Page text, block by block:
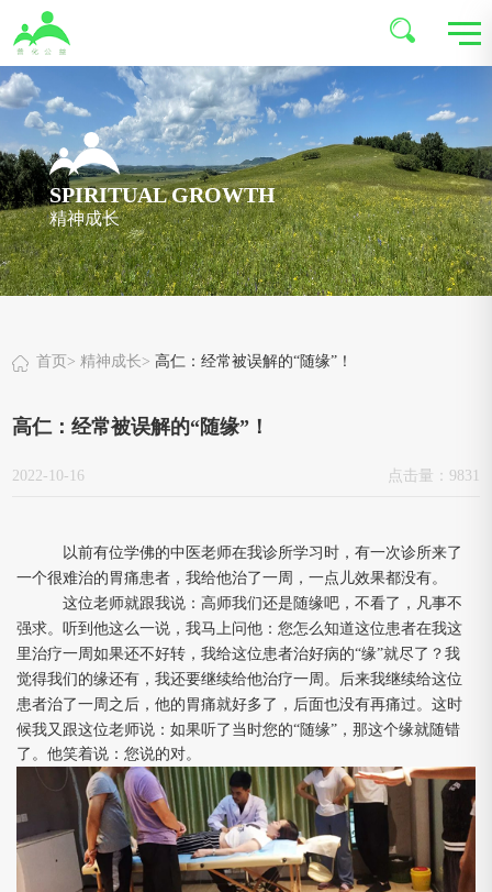
SPIRITUAL GROWTH
精神成长
首页 > 精神成长> 高仁：经常被误解的“随缘”！
高仁：经常被误解的“随缘”！
2022-10-16 点击量：9831
以前有位学佛的中医⽼师在我诊所学习时，有⼀次诊所来了
⼀个很难治的胃痛患者，我给他治了⼀周，⼀点 ⼉效果都没有。
这位⽼师就跟我说： ⾼师我们还是随缘吧，不看了，凡事不
强求。听到他这么⼀说，我⻢上问他：您怎么知道这位患者在我这
⾥治疗⼀周如果还不好转，我给这位患者治好病的“缘”就尽了？我
觉得我们的缘还有，我还要继续给他治疗⼀周。后来我继续给这位
患者治了⼀周之后，他的胃痛就好多了，后⾯也没有再痛过。这时
候我⼜ 跟这位⽼师说：如果听了当时您的“随缘”，那这个缘就随错
了。他笑着说：您说的对。